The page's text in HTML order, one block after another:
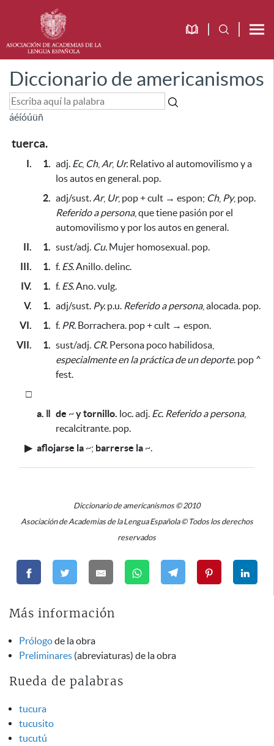
Diccionario de americanismos
áéíóúüñ
tuerca.
I. 1. adj. Ec, Ch, Ar, Ur. Relativo al automovilismo y a
los autos en general. pop.
2. adj/sust. Ar, Ur, pop + cult → espon; Ch, Py, pop.
Referido a persona, que tiene pasión por el
automovilismo y por los autos en general.
II.
1. sust/adj. Cu. Mujer homosexual. pop.
III.
1. f. ES.Anillo. delinc.
IV.
1. f. ES.Ano. vulg.
V.
1. adj/sust. Py. p.u. Referido a persona, alocada. pop.
VI.
1. f. PR. Borrachera. pop + cult → espon.
VII.
1. sust/adj. CR. Persona poco habilidosa,
especialmente en la práctica de un deporte. pop ^
fest.
□
a. ǁ de ~y tornillo. loc. adj. Ec. Referido a persona,
recalcitrante. pop.
▶ aflojarse la ~; barrerse la ~.
Diccionario de americanismos © 2010
Asociación de Academias de la Lengua Española © Todos los derechos
reservados
Más información
Prólogode la obra
Preliminares (abreviaturas) de la obra
Rueda de palabras
tucura
tucusito
tucutú